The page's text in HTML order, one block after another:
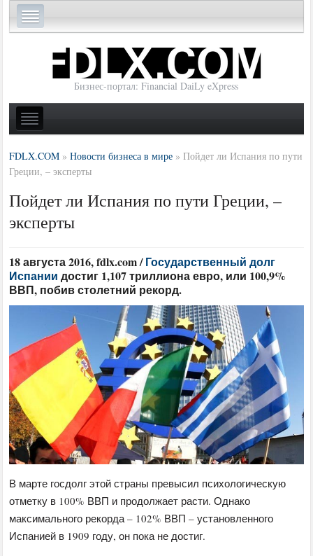
Бизнес-портал: Financial DaiLy eXpress
FDLX.COM »Новости бизнеса в мире »Пойдет ли Испания по пути
Греции, – эксперты
Пойдет ли Испания по пути Греции, –
эксперты
18 августа 2016, fdlx.com /Государственный долг
Испании достиг 1,107 триллиона евро, или 100,9%
ВВП, побив столетний рекорд.
В марте госдолг этой страны превысил психологическую
отметку в 100% ВВП и продолжает расти. Однако
максимального рекорда – 102% ВВП – установленного
Испанией в 1909 году, он пока не достиг.